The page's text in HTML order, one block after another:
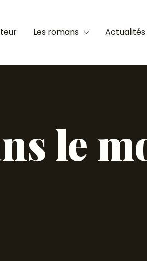
Les romans Actualités
le